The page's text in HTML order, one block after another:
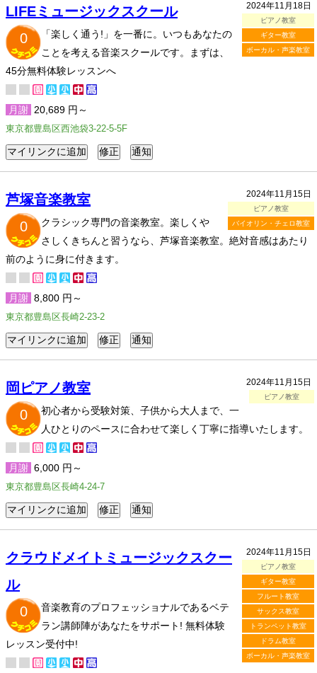
2024年11月18日
ピアノ教室
ギター教室
ボーカル・声楽教室
LIFEミュージックスクール
0
「楽しく通う!」を一番に。いつもあなたの
ことを考える音楽スクールです。まずは、
45分無料体験レッスンへ
月謝 20,689 円～
東京都豊島区西池袋3-22-5-5F
2024年11月15日
ピアノ教室
バイオリン・チェロ教室
​芦塚音楽教室
0
クラシック専門の音楽教室。楽しくや
さしくきちんと習うなら、芦塚音楽教室。絶対音感はあたり
前のように身に付きます。
月謝 8,800 円～
東京都豊島区長崎2-23-2
2024年11月15日
ピアノ教室
岡ピアノ教室
0
初心者から受験対策、子供から大人まで、一
人ひとりのペースに合わせて楽しく丁寧に指導いたします。
月謝 6,000 円～
東京都豊島区長崎4-24-7
2024年11月15日
ピアノ教室
ギター教室
フルート教室
サックス教室
トランペット教室
ドラム教室
ボーカル・声楽教室
クラウドメイトミュージックスクー
ル
0
音楽教育のプロフェッショナルであるベテ
ラン講師陣があなたをサポート! 無料体験
レッスン受付中!